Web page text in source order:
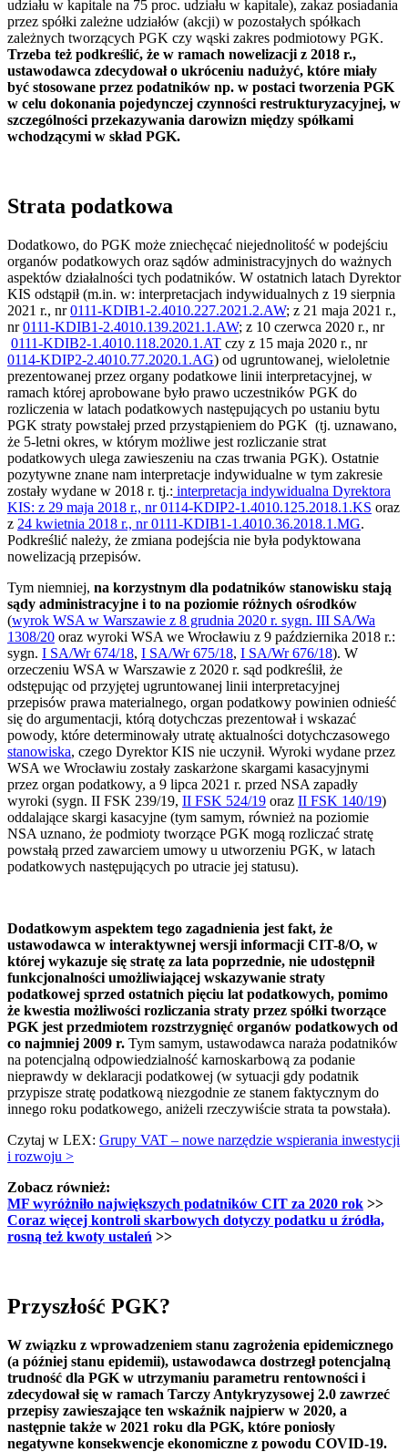
udziału w kapitale na 75 proc. udziału w kapitale), zakaz posiadania
przez spółki zależne udziałów (akcji) w pozostałych spółkach
zależnych tworzących PGK czy wąski zakres podmiotowy PGK.
Trzeba też podkreślić, że w ramach nowelizacji z 2018 r.,
ustawodawca zdecydował o ukróceniu nadużyć, które miały
być stosowane przez podatników np. w postaci tworzenia PGK
w celu dokonania pojedynczej czynności restrukturyzacyjnej, w
szczególności przekazywania darowizn między spółkami
wchodzącymi w skład PGK.
Strata podatkowa
Dodatkowo, do PGK może zniechęcać niejednolitość w podejściu
organów podatkowych oraz sądów administracyjnych do ważnych
aspektów działalności tych podatników. W ostatnich latach Dyrektor
KIS odstąpił (m.in. w: interpretacjach indywidualnych z 19 sierpnia
2021 r., nr0111-KDIB1-2.4010.227.2021.2.AW; z 21 maja 2021 r.,
nr0111-KDIB1-2.4010.139.2021.1.AW; z 10 czerwca 2020 r., nr
0111-KDIB2-1.4010.118.2020.1.AT czy z 15 maja 2020 r., nr
0114-KDIP2-2.4010.77.2020.1.AG) od ugruntowanej, wieloletnie
prezentowanej przez organy podatkowe linii interpretacyjnej, w
ramach której aprobowane było prawo uczestników PGK do
rozliczenia w latach podatkowych następujących po ustaniu bytu
PGK straty powstałej przed przystąpieniem do PGK (tj. uznawano,
że 5-letni okres, w którym możliwe jest rozliczanie strat
podatkowych ulega zawieszeniu na czas trwania PGK). Ostatnie
pozytywne znane nam interpretacje indywidualne w tym zakresie
zostały wydane w 2018 r. tj.: interpretacja indywidualna Dyrektora
KIS: z 29 maja 2018 r., nr 0114-KDIP2-1.4010.125.2018.1.KS oraz
z 24 kwietnia 2018 r., nr 0111-KDIB1-1.4010.36.2018.1.MG.
Podkreślić należy, że zmiana podejścia nie była podyktowana
nowelizacją przepisów.
Tym niemniej, na korzystnym dla podatników stanowisku stają
sądy administracyjne i to na poziomie różnych ośrodków
(wyrok WSA w Warszawie z 8 grudnia 2020 r. sygn. III SA/Wa
1308/20 oraz wyroki WSA we Wrocławiu z 9 października 2018 r.:
sygn. I SA/Wr 674/18, I SA/Wr 675/18, I SA/Wr 676/18). W
orzeczeniu WSA w Warszawie z 2020 r. sąd podkreślił, że
odstępując od przyjętej ugruntowanej linii interpretacyjnej
przepisów prawa materialnego, organ podatkowy powinien odnieść
się do argumentacji, którą dotychczas prezentował i wskazać
powody, które determinowały utratę aktualności dotychczasowego
stanowiska, czego Dyrektor KIS nie uczynił. Wyroki wydane przez
WSA we Wrocławiu zostały zaskarżone skargami kasacyjnymi
przez organ podatkowy, a 9 lipca 2021 r. przed NSA zapadły
wyroki (sygn. II FSK 239/19, II FSK 524/19 oraz II FSK 140/19)
oddalające skargi kasacyjne (tym samym, również na poziomie
NSA uznano, że podmioty tworzące PGK mogą rozliczać stratę
powstałą przed zawarciem umowy u utworzeniu PGK, w latach
podatkowych następujących po utracie jej statusu).
Dodatkowym aspektem tego zagadnienia jest fakt, że
ustawodawca w interaktywnej wersji informacji CIT-8/O, w
której wykazuje się stratę za lata poprzednie, nie udostępnił
funkcjonalności umożliwiającej wskazywanie straty
podatkowej sprzed ostatnich pięciu lat podatkowych, pomimo
że kwestia możliwości rozliczania straty przez spółki tworzące
PGK jest przedmiotem rozstrzygnięć organów podatkowych od
co najmniej 2009 r. Tym samym, ustawodawca naraża podatników
na potencjalną odpowiedzialność karnoskarbową za podanie
nieprawdy w deklaracji podatkowej (w sytuacji gdy podatnik
przypisze stratę podatkową niezgodnie ze stanem faktycznym do
innego roku podatkowego, aniżeli rzeczywiście strata ta powstała).
Czytaj w LEX: Grupy VAT – nowe narzędzie wspierania inwestycji
i rozwoju >
Zobacz również:
MF wyróżniło największych podatników CIT za 2020 rok >>
Coraz więcej kontroli skarbowych dotyczy podatku u źródła,
rosną też kwoty ustaleń >>
Przyszłość PGK?
W związku z wprowadzeniem stanu zagrożenia epidemicznego
(a później stanu epidemii), ustawodawca dostrzegł potencjalną
trudność dla PGK w utrzymaniu parametru rentowności i
zdecydował się w ramach Tarczy Antykryzysowej 2.0 zawrzeć
przepisy zawieszające ten wskaźnik najpierw w 2020, a
następnie także w 2021 roku dla PGK, które poniosły
negatywne konsekwencje ekonomiczne z powodu COVID-19.